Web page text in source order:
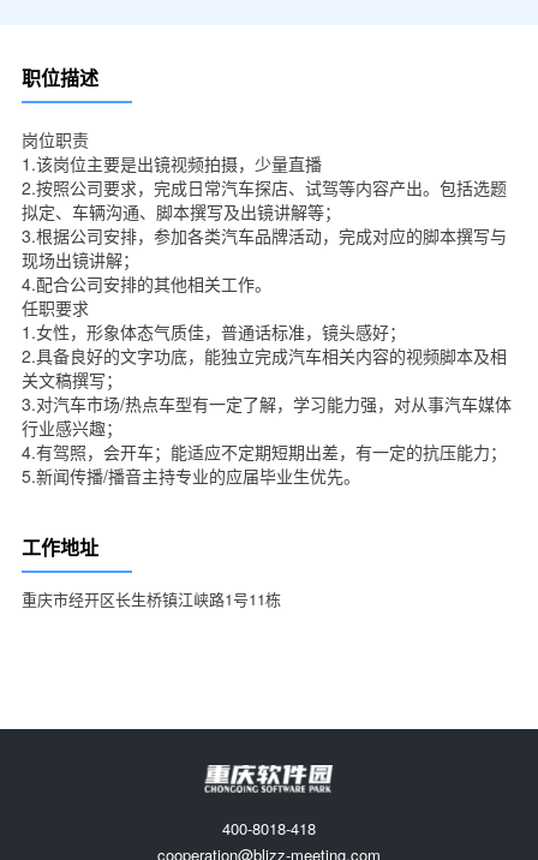
职位描述
岗位职责
1.该岗位主要是出镜视频拍摄，少量直播
2.按照公司要求，完成日常汽车探店、试驾等内容产出。包括选题
拟定、车辆沟通、脚本撰写及出镜讲解等；
3.根据公司安排，参加各类汽车品牌活动，完成对应的脚本撰写与
现场出镜讲解；
4.配合公司安排的其他相关工作。
任职要求
1.女性，形象体态气质佳，普通话标准，镜头感好；
2.具备良好的文字功底，能独立完成汽车相关内容的视频脚本及相
关文稿撰写；
3.对汽车市场/热点车型有一定了解，学习能力强，对从事汽车媒体
行业感兴趣；
4.有驾照，会开车；能适应不定期短期出差，有一定的抗压能力；
5.新闻传播/播音主持专业的应届毕业生优先。
工作地址
重庆市经开区长生桥镇江峡路1号11栋
400-8018-418
cooperation@blizz-meeting.com